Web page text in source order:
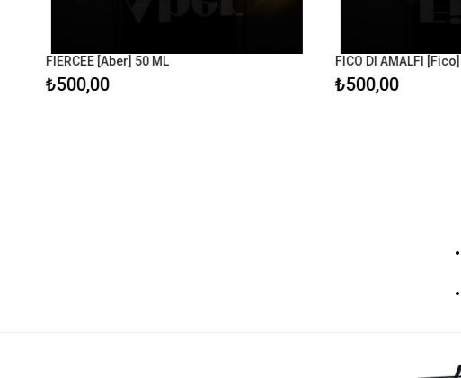
FIERCEE [Aber] 50 ML
₺500,00
FICO DI AMALFI [Fico]
₺500,00